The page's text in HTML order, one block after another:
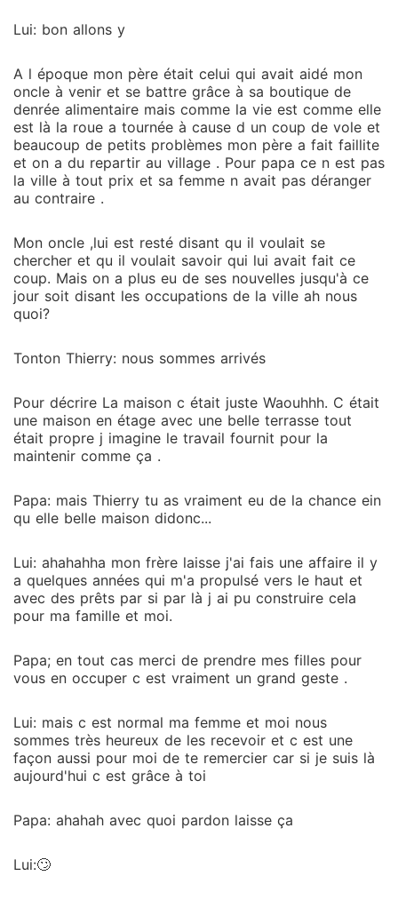
Lui: bon allons y
A l époque mon père était celui qui avait aidé mon
oncle à venir et se battre grâce à sa boutique de
denrée alimentaire mais comme la vie est comme elle
est là la roue a tournée à cause d un coup de vole et
beaucoup de petits problèmes mon père a fait faillite
et on a du repartir au village . Pour papa ce n est pas
la ville à tout prix et sa femme n avait pas déranger
au contraire .
Mon oncle ,lui est resté disant qu il voulait se
chercher et qu il voulait savoir qui lui avait fait ce
coup. Mais on a plus eu de ses nouvelles jusqu'à ce
jour soit disant les occupations de la ville ah nous
quoi?
Tonton Thierry: nous sommes arrivés
Pour décrire La maison c était juste Waouhhh. C était
une maison en étage avec une belle terrasse tout
était propre j imagine le travail fournit pour la
maintenir comme ça .
Papa: mais Thierry tu as vraiment eu de la chance ein
qu elle belle maison didonc...
Lui: ahahahha mon frère laisse j'ai fais une affaire il y
a quelques années qui m'a propulsé vers le haut et
avec des prêts par si par là j ai pu construire cela
pour ma famille et moi.
Papa; en tout cas merci de prendre mes filles pour
vous en occuper c est vraiment un grand geste .
Lui: mais c est normal ma femme et moi nous
sommes très heureux de les recevoir et c est une
façon aussi pour moi de te remercier car si je suis là
aujourd'hui c est grâce à toi
Papa: ahahah avec quoi pardon laisse ça
Lui:🙄